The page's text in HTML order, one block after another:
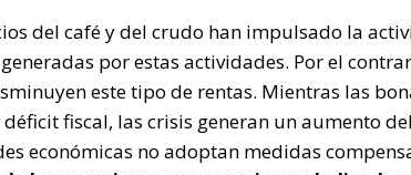
del café y del crudo han impulsado la
por estas actividades. Por el
este tipo de rentas. Mientras las
fiscal, las crisis generan un aumento
económicas no adoptan medidas